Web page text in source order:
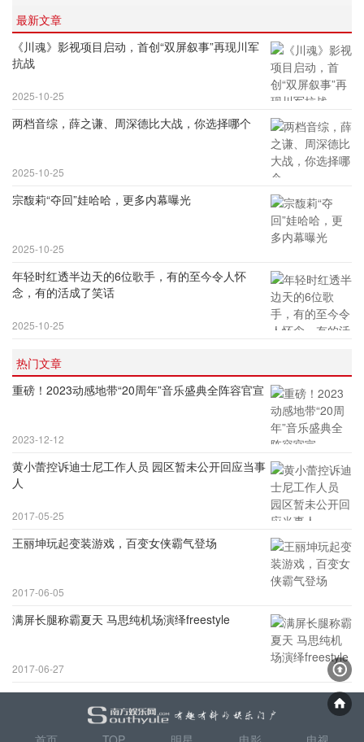
最新文章
《川魂》影视项目启动，首创“双屏叙事”再现川军
抗战
2025-10-25
两档音综，薛之谦、周深德比大战，你选择哪个
2025-10-25
宗馥莉“夺回”娃哈哈，更多内幕曝光
2025-10-25
年轻时红透半边天的6位歌手，有的至今令人怀
念，有的活成了笑话
2025-10-25
热门文章
重磅！2023动感地带“20周年”音乐盛典全阵容官宣
2023-12-12
黄小蕾控诉迪士尼工作人员 园区暂未公开回应当事
人
2017-05-25
王丽坤玩起变装游戏，百变女侠霸气登场
2017-06-05
满屏长腿称霸夏天 马思纯机场演绎freestyle
2017-06-27